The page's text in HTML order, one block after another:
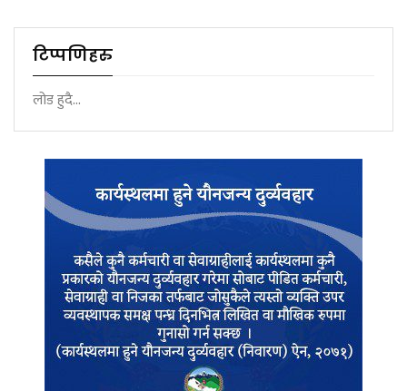
टिप्पणिहरु
लोड हुदै...